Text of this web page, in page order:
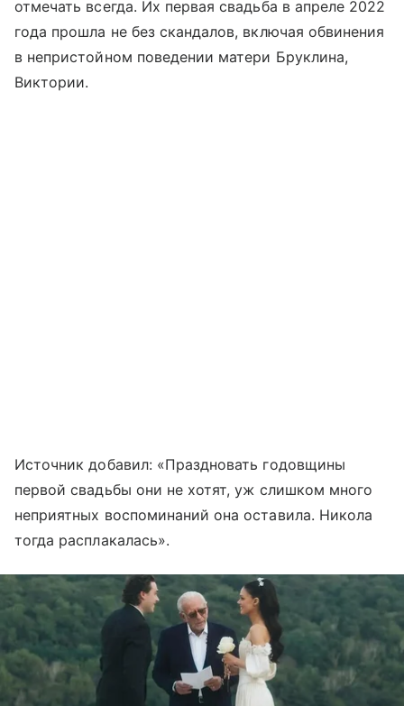
отмечать всегда. Их первая свадьба в апреле 2022
года прошла не без скандалов, включая обвинения
в непристойном поведении матери Бруклина,
Виктории.
Источник добавил: «Праздновать годовщины
первой свадьбы они не хотят, уж слишком много
неприятных воспоминаний она оставила. Никола
тогда расплакалась».